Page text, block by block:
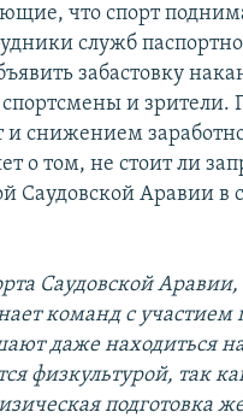
что спорт
служб
забастовку
и
снижением
о том, не стоит ли
Саудовской Аравии в
Саудовской Аравии,
команд с участием
даже находиться на
физкультурой, так
подготовка